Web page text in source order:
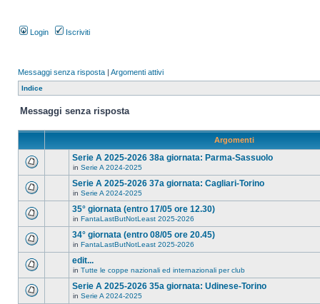
Login Iscriviti
Messaggi senza risposta | Argomenti attivi
Indice
Messaggi senza risposta
Argomenti
Serie A 2025-2026 38a giornata: Parma-Sassuolo
in Serie A 2024-2025
Serie A 2025-2026 37a giornata: Cagliari-Torino
in Serie A 2024-2025
35° giornata (entro 17/05 ore 12.30)
in FantaLastButNotLeast 2025-2026
34° giornata (entro 08/05 ore 20.45)
in FantaLastButNotLeast 2025-2026
edit...
in Tutte le coppe nazionali ed internazionali per club
Serie A 2025-2026 35a giornata: Udinese-Torino
in Serie A 2024-2025